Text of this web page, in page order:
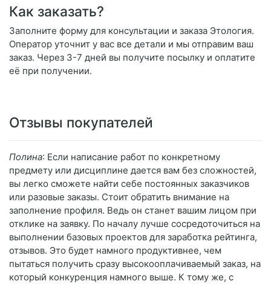
Как заказать?
Заполните форму для консультации и заказа Этология.
Оператор уточнит у вас все детали и мы отправим ваш
заказ. Через 3-7 дней вы получите посылку и оплатите
её при получении.
Отзывы покупателей
Полина: Если написание работ по конкретному
предмету или дисциплине дается вам без сложностей,
вы легко сможете найти себе постоянных заказчиков
или разовые заказы. Стоит обратить внимание на
заполнение профиля. Ведь он станет вашим лицом при
отклике на заявку. По началу лучше сосредоточиться на
выполнении базовых проектов для заработка рейтинга,
отзывов. Это будет намного продуктивнее, чем
пытаться получить сразу высокооплачиваемый заказ, на
который конкуренция намного выше. К тому же, с